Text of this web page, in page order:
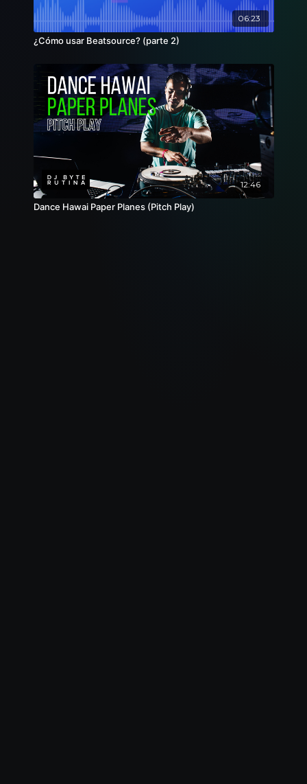
06:23
¿Cómo usar Beatsource? (parte 2)
12:46
Dance Hawai Paper Planes (Pitch Play)